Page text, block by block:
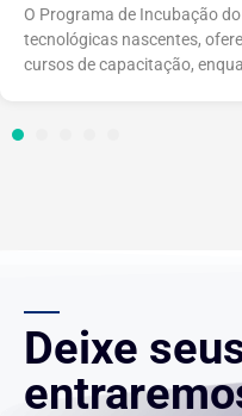
O Programa de Incubação
tecnológicas nascentes,
cursos de capacitação,
Deixe